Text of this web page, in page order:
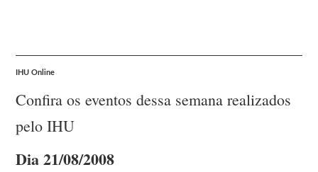
IHU Online
Confira os eventos dessa semana realizados
pelo IHU
Dia 21/08/2008